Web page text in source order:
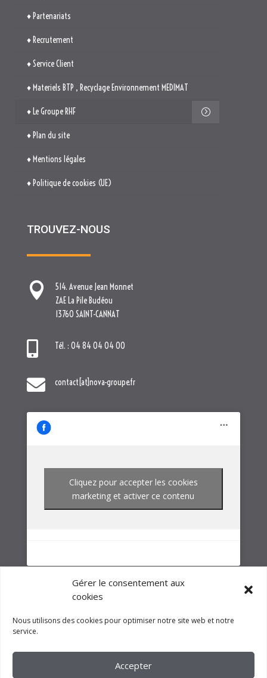
Gérer le consentement aux
cookies
Nous utilisons des cookies pour optimiser notre site web et notre
service.
Accepter
♦ Le Groupe RHF
♦ Plan du site
♦ Mentions légales
♦ Politique de cookies (UE)
TROUVEZ-NOUS
514. Avenue Jean Monnet

 contact[at]nova-groupe.fr
Cliquez pour accepter les cookies